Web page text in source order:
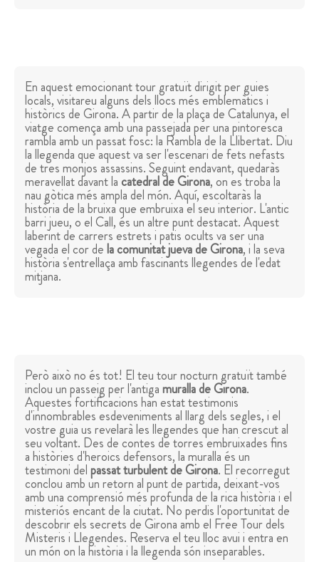
En aquest emocionant tour gratuït dirigit per guies
locals, visitareu alguns dels llocs més emblemàtics i
històrics de Girona. A partir de la plaça de Catalunya, el
viatge comença amb una passejada per una pintoresca
rambla amb un passat fosc: la Rambla de la Llibertat. Diu
la llegenda que aquest va ser l'escenari de fets nefasts
de tres monjos assassins. Seguint endavant, quedaràs
meravellat davant lacatedral de Girona, on es troba la
nau gòtica més ampla del món. Aquí, escoltaràs la
història de la bruixa que embruixa el seu interior. L'antic
barri jueu, o el Call, és un altre punt destacat. Aquest
laberint de carrers estrets i patis ocults va ser una
vegada el cor dela comunitat jueva de Girona, i la seva
història s'entrellaça amb fascinants llegendes de l'edat
mitjana.
Però això no és tot! El teu tour nocturn gratuït també
inclou un passeig per l'antigamuralla de Girona.
Aquestes fortificacions han estat testimonis
d'innombrables esdeveniments al llarg dels segles, i el
vostre guia us revelarà les llegendes que han crescut al
seu voltant. Des de contes de torres embruixades fins
a històries d'heroics defensors, la muralla és un
testimoni delpassat turbulent de Girona. El recorregut
conclou amb un retorn al punt de partida, deixant-vos
amb una comprensió més profunda de la rica història i el
misteriós encant de la ciutat. No perdis l'oportunitat de
descobrir els secrets de Girona amb el Free Tour dels
Misteris i Llegendes. Reserva el teu lloc avui i entra en
un món on la història i la llegenda són inseparables.